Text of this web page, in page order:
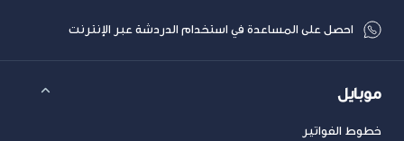
احصل على المساعدة في استخدام الدردشة عبر الإنترنت
موبايل
خطوط الفواتير